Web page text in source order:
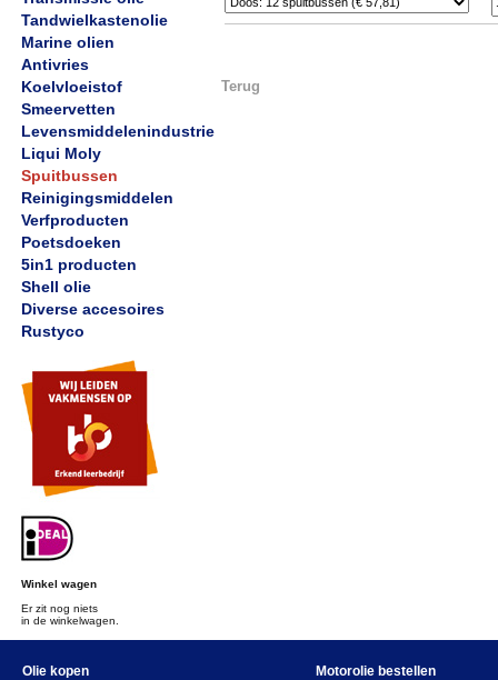
Tandwielkastenolie
Marine olien
Antivries
Koelvloeistof
Smeervetten
Levensmiddelenindustrie
Liqui Moly
Spuitbussen
Reinigingsmiddelen
Verfproducten
Poetsdoeken
5in1 producten
Shell olie
Diverse accesoires
Rustyco
Winkel wagen
Er zit nog niets
in de winkelwagen.
Terug
Olie kopen
Motorolie bestellen